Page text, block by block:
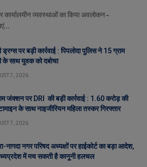
कार्यालयीन व्यवस्थाओं का किया अवलोकन –
ड्रग्स पर बड़ी कार्रवाई : पिपलोदा पुलिस ने 15 ग्राम
के साथ युवक को दबोचा
7, 2026
जंक्शन पर DRI की बड़ी कार्रवाई : 1.60 करोड़ की
के साथ नाइजीरियन महिला तस्कर गिरफ्तार
7, 2026
नागदा नगर परिषद अध्यक्षों पर हाईकोर्ट का बड़ा आदेश,
में मच सकती है कानूनी हलचल